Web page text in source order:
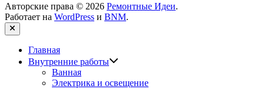
Авторские права © 2026 Ремонтные Идеи.
Работает на WordPress и BNM.
Закрыть
Главная
Внутренние работы
Ванная
Электрика и освещение